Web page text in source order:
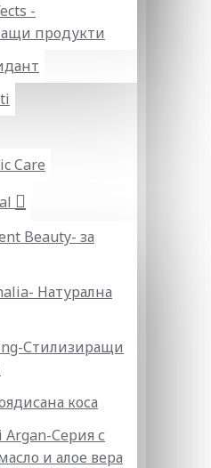
-
продукти
Care
Beauty- за
Натурална
Стилизиращи
коса
Серия с
и алое вера